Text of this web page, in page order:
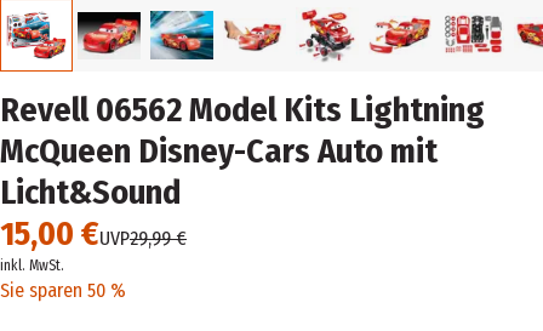
Revell 06562 Model Kits Lightning
McQueen Disney-Cars Auto mit
Licht&Sound
15,00 €UVP29,99 €
inkl. MwSt.
Sie sparen 50 %